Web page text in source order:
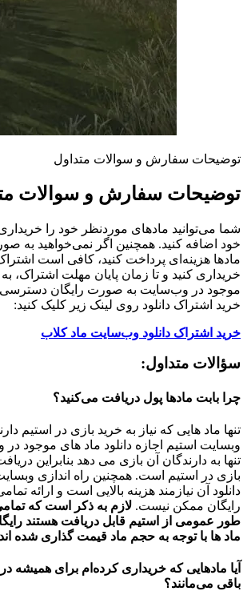
توضیحات سفارش و سوالات متداول
توضیحات سفارش و سوالات
شما می‌توانید مادهای موردنظر خود را
خود اضافه کنید. همچنین اگر نمی‌خواهید به
مادها هزینه‌ای پرداخت کنید، کافی است
خریداری کنید و تا زمان پایان مهلت اشتراک،
موجود در وب‌سایت به صورت رایگان دسترسی
خرید اشتراک دانلود روی لینک زیر کلیک کنید:
خرید اشتراک دانلود وب‌سایت ماد کلاب
سؤالات متداول:
چرا بابت مادها پول دریافت می‌کنید؟
تنها ماد هایی که نیاز به خرید بازی در استیم
وبسایت استیم اجازه دانلود ماد های موجود در
تنها به دارندگان آن بازی می دهد بنابراین
بازی در استیم است. همچنین راه اندازی
دانلود آن نیازمند هزینه بالایی است و ارائه
رایگان ممکن نیست. لازم به ذکر است که
طور عمومی از استیم قابل دریافت هستند
ماد ها با توجه به حجم ماد قیمت گذاری شده
آیا مادهایی که خریداری کرده‌ام برای همیشه
باقی می‌مانند؟